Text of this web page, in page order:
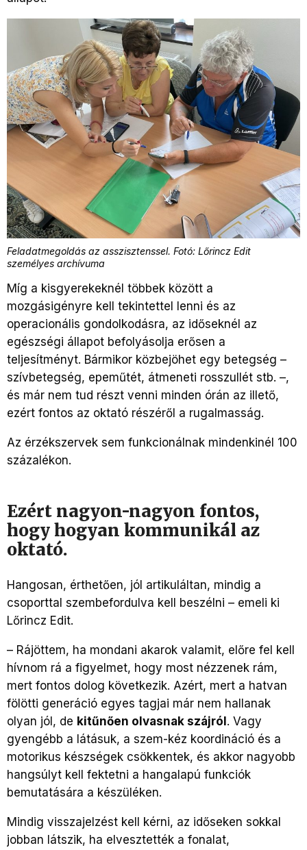
Feladatmegoldás az asszisztenssel. Fotó: Lőrincz Edit
személyes archívuma
Míg a kisgyerekeknél többek között a
mozgásigényre kell tekintettel lenni és az
operacionális gondolkodásra, az időseknél az
egészségi állapot befolyásolja erősen a
teljesítményt. Bármikor közbejöhet egy betegség –
szívbetegség, epeműtét, átmeneti rosszullét stb. –,
és már nem tud részt venni minden órán az illető,
ezért fontos az oktató részéről a rugalmasság.
Az érzékszervek sem funkcionálnak mindenkinél 100
százalékon.
Ezért nagyon-nagyon fontos,
hogy hogyan kommunikál az
oktató.
Hangosan, érthetően, jól artikuláltan, mindig a
csoporttal szembefordulva kell beszélni – emeli ki
Lőrincz Edit.
– Rájöttem, ha mondani akarok valamit, előre fel kell
hívnom rá a figyelmet, hogy most nézzenek rám,
mert fontos dolog következik. Azért, mert a hatvan
fölötti generáció egyes tagjai már nem hallanak
olyan jól, de kitűnően olvasnak szájról . Vagy
gyengébb a látásuk, a szem-kéz koordináció és a
motorikus készségek csökkentek, és akkor nagyobb
hangsúlyt kell fektetni a hangalapú funkciók
bemutatására a készüléken.
Mindig visszajelzést kell kérni, az időseken sokkal
jobban látszik, ha elvesztették a fonalat,